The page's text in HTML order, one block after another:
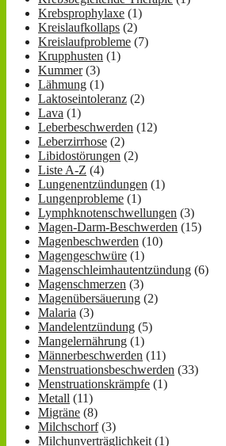
Krebsprophylaxe (1)
Kreislaufkollaps (2)
Kreislaufprobleme (7)
Krupphusten (1)
Kummer(3)
Lähmung (1)
Laktoseintoleranz (2)
Lava (1)
Leberbeschwerden (12)
Leberzirrhose (2)
Libidostörungen (2)
Liste A-Z (4)
Lungenentzündungen (1)
Lungenprobleme (1)
Lymphknotenschwellungen (3)
Magen-Darm-Beschwerden (15)
Magenbeschwerden (10)
Magengeschwüre (1)
Magenschleimhautentzündung (6)
Magenschmerzen (3)
Magenübersäuerung (2)
Malaria (3)
Mandelentzündung (5)
Mangelernährung (1)
Männerbeschwerden (11)
Menstruationsbeschwerden (33)
Menstruationskrämpfe (1)
Metall (11)
Migräne (8)
Milchschorf(3)
Milchunverträglichkeit (1)